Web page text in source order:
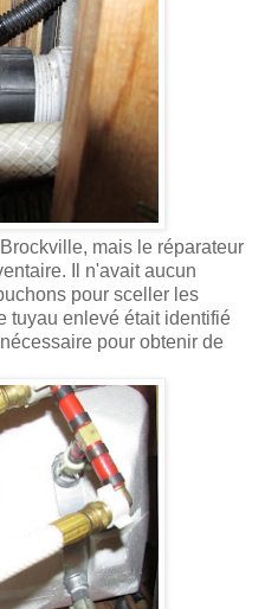
mais le réparateur
Il n'avait aucun
pour sceller les
tuyau enlevé était identifié
pour obtenir de